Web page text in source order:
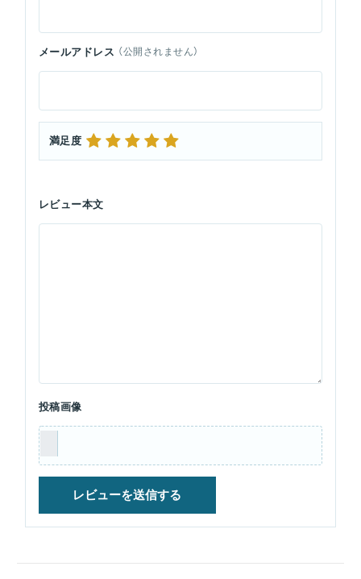
メールアドレス （公開されません）
満足度
レビュー本文
投稿画像